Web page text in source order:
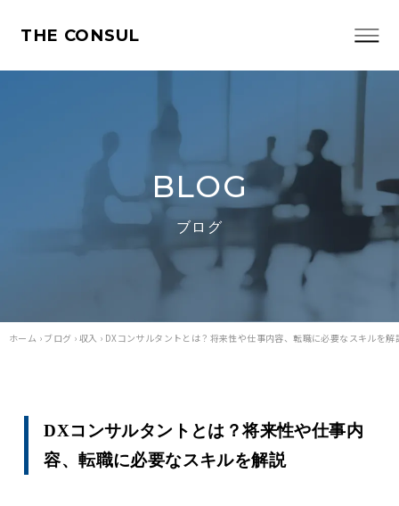
THE CONSUL
BLOG
ブログ
ホーム › ブログ › 収入 › DXコンサルタントとは？将来性や仕事内容、転職に必要なスキルを解
DXコンサルタントとは？将来性や仕事内
容、転職に必要なスキルを解説